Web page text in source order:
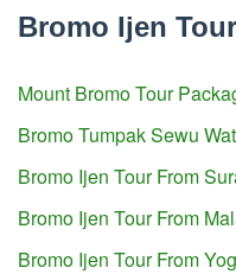
Bromo Ijen
Mount Bromo Tour
Bromo Tumpak Sewu
Bromo Ijen Tour From
Bromo Ijen Tour From
Bromo Ijen Tour From